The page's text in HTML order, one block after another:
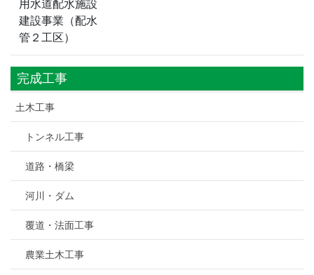
用水道配水施設
建設事業（配水
管２工区）
完成工事
土木工事
トンネル工事
道路・橋梁
河川・ダム
覆道・法面工事
農業土木工事